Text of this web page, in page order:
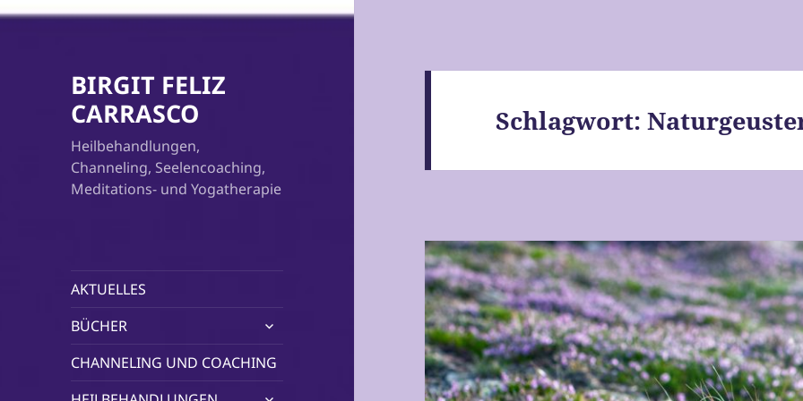
BIRGIT FELIZ
CARRASCO
Heilbehandlungen,
Channeling, Seelencoaching,
Meditations- und Yogatherapie
AKTUELLES
BÜCHER
untermenü
CHANNELING UND COACHING
untermenü
Schlagwort: